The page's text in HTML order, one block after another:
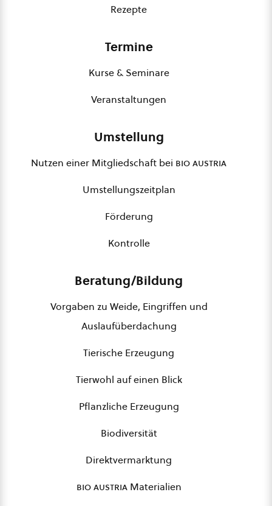
Rezepte
Termine
Kurse & Seminare
Veranstaltungen
Umstellung
Nutzen einer Mitgliedschaft bei bio austria
Umstellungszeitplan
Förderung
Kontrolle
Beratung/Bildung
Vorgaben zu Weide, Eingriffen und
Auslaufüberdachung
Tierische Erzeugung
Tierwohl auf einen Blick
Pflanzliche Erzeugung
Biodiversität
Direktvermarktung
bio austriaMaterialien